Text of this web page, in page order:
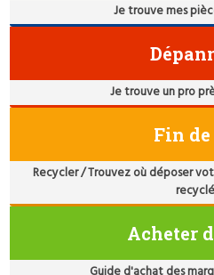
Je trouve mes
Je trouve un pro
Fin
Recycler / Trouvez où déposer
Acheter